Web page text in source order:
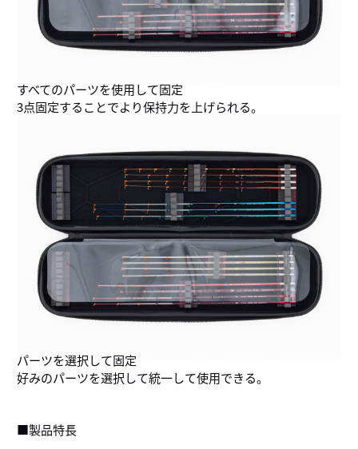
すべてのパーツを使用して固定
3点固定することでより保持力を上げられる。
パーツを選択して固定
好みのパーツを選択して統一して使用できる。
■製品特長